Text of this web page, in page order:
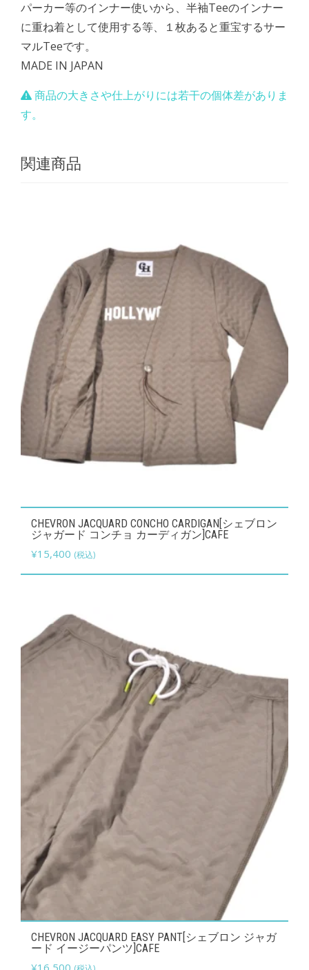
パーカー等のインナー使いから、半袖Teeのインナー
に重ね着として使用する等、１枚あると重宝するサー
マルTeeです。
MADE IN JAPAN
商品の大きさや仕上がりには若干の個体差がありま
す。
関連商品
品
数
ョ
ン
り
ま
す。
オ
CHEVRON JACQUARD CONCHO CARDIGAN[シェブロン
ジャガード コンチョ カーディガン]CAFE
¥15,400 (税込)
CHEVRON JACQUARD EASY PANT[シェブロン ジャガ
ード イージーパンツ]CAFE